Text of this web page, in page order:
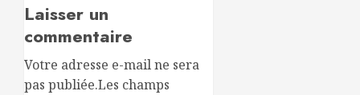
Laisser un
commentaire
Votre adresse e-mail ne sera
pas publiée.Les champs